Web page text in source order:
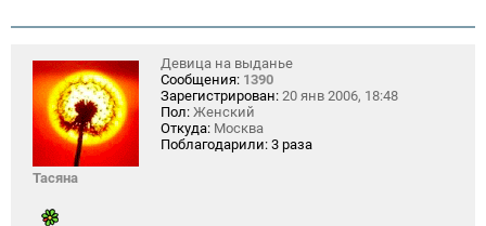
Тасяна
Девица на выданье
Сообщения: 1390
Зарегистрирован: 20 янв 2006, 18:48
Пол: Женский
Откуда: Москва
Поблагодарили: 3 раза